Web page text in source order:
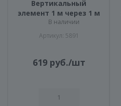
Вертикальный
элемент 1 м через 1 м
В наличии
Артикул: 5891
619руб./шт